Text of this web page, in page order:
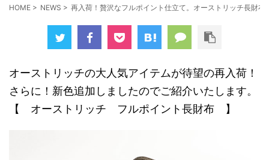
HOME > NEWS > 再入荷！贅沢なフルポイント仕立て。オーストリッチ長財
オーストリッチの大人気アイテムが待望の再入荷！
さらに！新色追加しましたのでご紹介いたします。
【 オーストリッチ フルポイント長財布 】